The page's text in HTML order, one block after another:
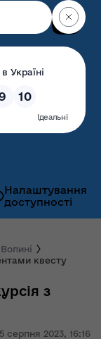
Налаштування
доступності
квесту
серпня 2023, 16:16
з